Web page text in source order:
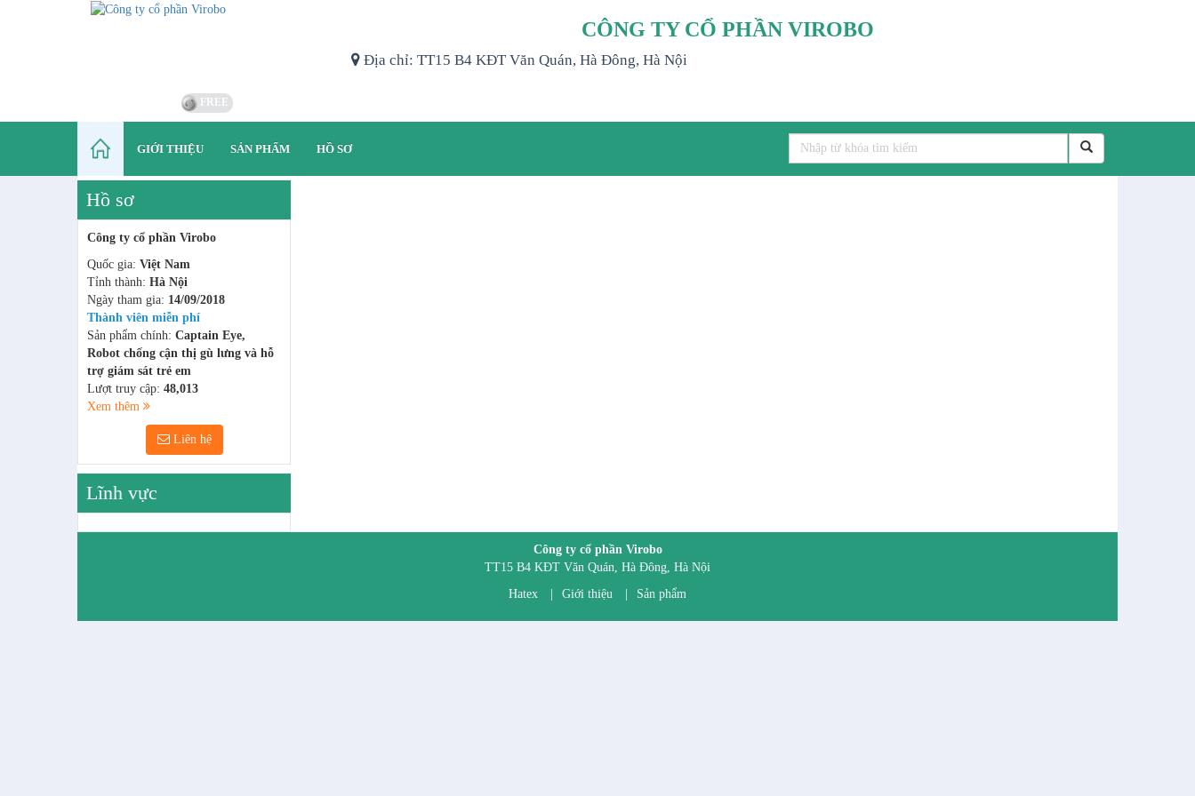
FREE
CÔNG TY CỔ PHẦN VIROBO
Địa chỉ: TT15 B4 KĐT Văn Quán, Hà Đông, Hà Nội
GIỚI THIỆU SẢN PHẨM HỒ SƠ
Hồ sơ
Công ty cổ phần Virobo
Quốc gia: Việt Nam
Tỉnh thành: Hà Nội
Ngày tham gia: 14/09/2018
Thành viên miễn phí
Sản phẩm chính: Captain Eye,
Robot chống cận thị gù lưng và hỗ
trợ giám sát trẻ em
Lượt truy cập: 48,013
Xem thêm
Liên hệ
Lĩnh vực
Công ty cổ phần Virobo
TT15 B4 KĐT Văn Quán, Hà Đông, Hà Nội
Hatex
Giới thiệu Sản phẩm